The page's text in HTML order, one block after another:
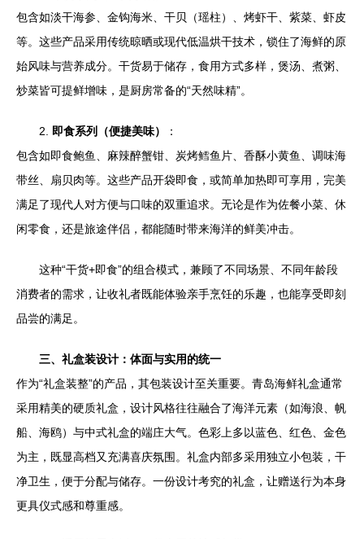
包含如淡干海参、金钩海米、干贝（瑶柱）、烤虾干、紫菜、虾皮
等。这些产品采用传统晾晒或现代低温烘干技术，锁住了海鲜的原
始风味与营养成分。干货易于储存，食用方式多样，煲汤、煮粥、
炒菜皆可提鲜增味，是厨房常备的“天然味精”。
2. 即食系列（便捷美味）
：
包含如即食鲍鱼、麻辣醉蟹钳、炭烤鳕鱼片、香酥小黄鱼、调味海
带丝、扇贝肉等。这些产品开袋即食，或简单加热即可享用，完美
满足了现代人对方便与口味的双重追求。无论是作为佐餐小菜、休
闲零食，还是旅途伴侣，都能随时带来海洋的鲜美冲击。
这种“干货+即食”的组合模式，兼顾了不同场景、不同年龄段
消费者的需求，让收礼者既能体验亲手烹饪的乐趣，也能享受即刻
品尝的满足。
三、礼盒装设计：体面与实用的统一
作为“礼盒装整”的产品，其包装设计至关重要。青岛海鲜礼盒通常
采用精美的硬质礼盒，设计风格往往融合了海洋元素（如海浪、帆
船、海鸥）与中式礼盒的端庄大气。色彩上多以蓝色、红色、金色
为主，既显高档又充满喜庆氛围。礼盒内部多采用独立小包装，干
净卫生，便于分配与储存。一份设计考究的礼盒，让赠送行为本身
更具仪式感和尊重感。